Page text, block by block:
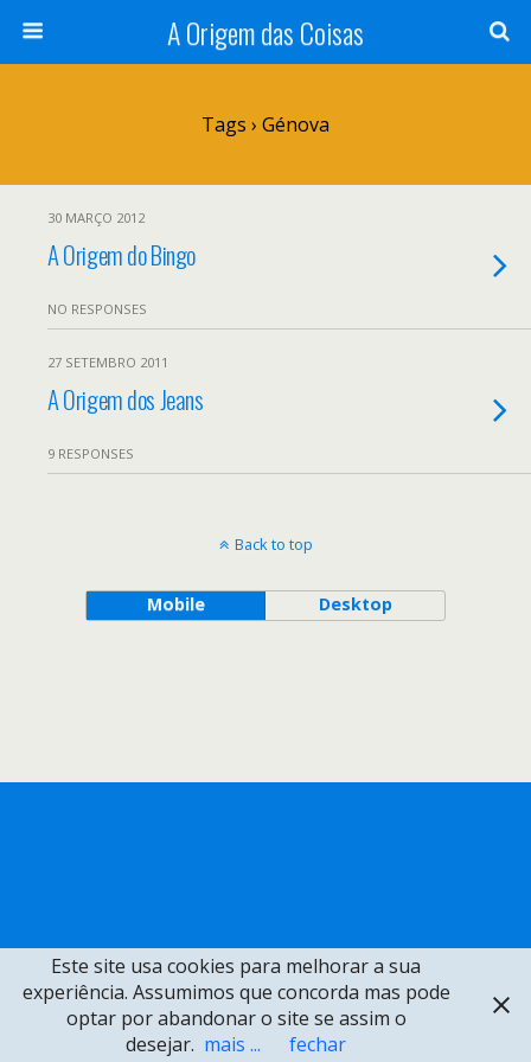
A Origem das Coisas
Tags › Génova
30 MARÇO 2012
A Origem do Bingo
NO RESPONSES
27 SETEMBRO 2011
A Origem dos Jeans
9 RESPONSES
Back to top
Mobile Desktop
Este site usa cookies para melhorar a sua
experiência. Assumimos que concorda mas pode
optar por abandonar o site se assim o
desejar. mais ... fechar